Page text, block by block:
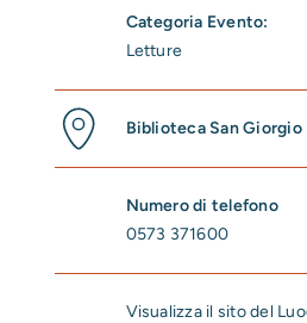
Categoria Evento:
Letture
Biblioteca San Giorgio
Numero di telefono
0573 371600
Visualizza il sito del